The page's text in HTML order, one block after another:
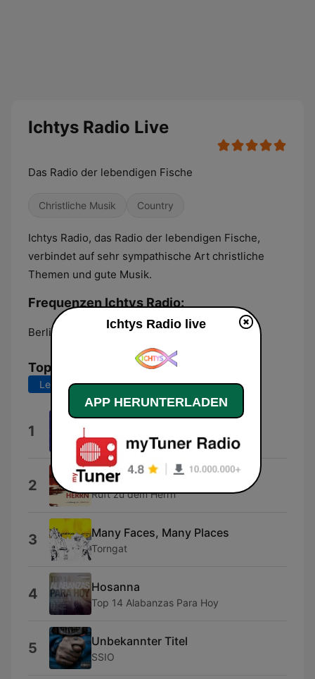
Ichtys Radio Live
Das Radio der lebendigen Fische
Christliche Musik Country
Ichtys Radio, das Radio der lebendigen Fische,
verbindet auf sehr sympathische Art christliche
Themen und gute Musik.
Frequenzen Ichtys Radio:
Berlin:
Top-Songs
Letzte 7 Tage Letzte 30 Tage
1 Feiert Jesus!
2 Ruft zu dem Herrn
Ruft zu dem Herrn
3 Many Faces, Many Places
Torngat
4 Hosanna
Top 14 Alabanzas Para Hoy
5 Unbekannter Titel
SSIO
Ichtys Radio live
APP HERUNTERLADEN